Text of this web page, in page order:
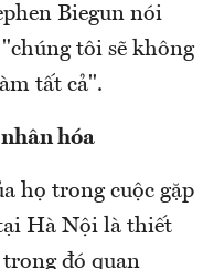
Biegun nói
tôi sẽ không
tất cả".
hóa
họ trong cuộc gặp
Hà Nội là thiết
đó quan